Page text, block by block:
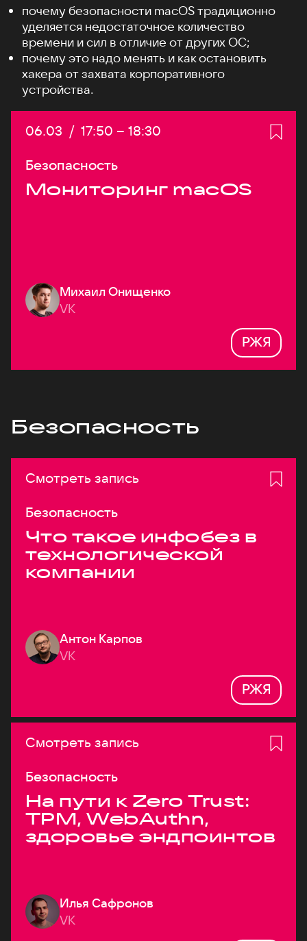
почему безопасности macOS традиционно
уделяется недостаточное количество
времени и сил в отличие от других ОС;
почему это надо менять и как остановить
хакера от захвата корпоративного
устройства.
Дата:
06.03 / Начало:
17:50 – Конец:
18:30
Безопасность
Мониторинг macOS
Михаил Онищенко
VK
РЖЯ
Безопасность
Смотреть запись
Безопасность
Что такое инфобез в
технологической
компании
Антон Карпов
VK
РЖЯ
Смотреть запись
Безопасность
На пути к Zero Trust:
TPM, WebAuthn,
здоровье эндпоинтов
Илья Сафронов
VK